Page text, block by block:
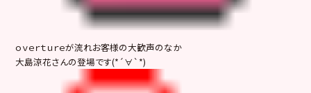
ｏｖｅｒｔｕｒｅが流れお客様の大歓声のなか
大島涼花さんの登場です(*´∀`*)